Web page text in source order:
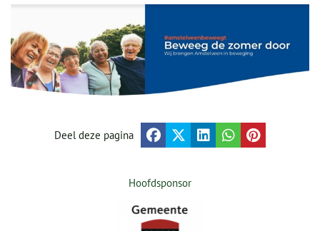
Deel deze pagina
Hoofdsponsor